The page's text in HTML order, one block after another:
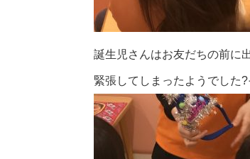
誕生児さんはお友だちの前に
緊張してしまったようでした